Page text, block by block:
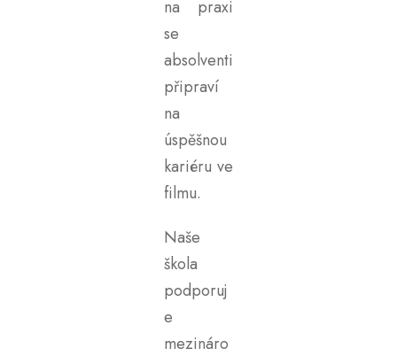
na praxi
se
absolventi
připraví
na
úspěšnou
kariéru ve
filmu.
Naše
škola
podporuj
e
mezináro